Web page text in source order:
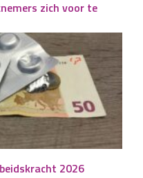
zich voor te
2026